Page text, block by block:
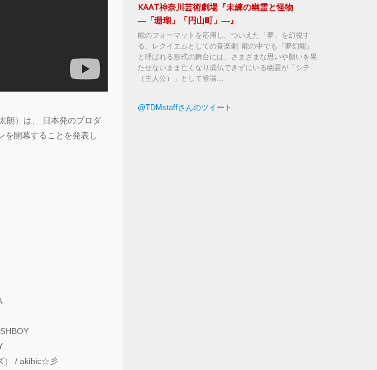
朗）は、 日本発のプロダ
を開幕することを発表し
） / akihic☆彡
KAAT神奈川芸術劇場『未練の幽霊と怪物
―「珊瑚」「円山町」―』
能のフォーマットを応用し、ついえた「夢」を幻視す
る、レクイエムとしての音楽劇 能の中でも『夢幻能』
と呼ばれる形式の舞台には、さまざまな思いや願いを果
たせないまま亡くなり成仏できずにいる幽霊が「シテ
（主人公）」として登場…
@TDMstaffさんのツイート